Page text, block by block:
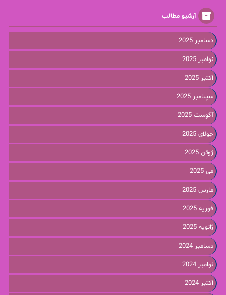
آرشیو مطالب
دسامبر 2025
نوامبر 2025
اکتبر 2025
سپتامبر 2025
آگوست 2025
جولای 2025
ژوئن 2025
می 2025
مارس 2025
فوریه 2025
ژانویه 2025
دسامبر 2024
نوامبر 2024
اکتبر 2024